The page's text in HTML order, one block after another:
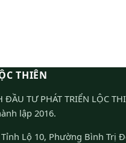
THIÊN
ĐẦU TƯ PHÁT TRIỂN LỘC
lập 2016.
Lộ 10, Phường Bình Trị